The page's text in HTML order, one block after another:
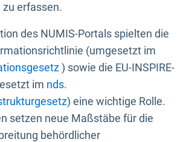
erfassen.
des NUMIS-Portals spielten die
(umgesetzt im
) sowie die EU-INSPIRE-
im nds.
) eine wichtige Rolle.
setzen neue Maßstäbe für die
behördlicher